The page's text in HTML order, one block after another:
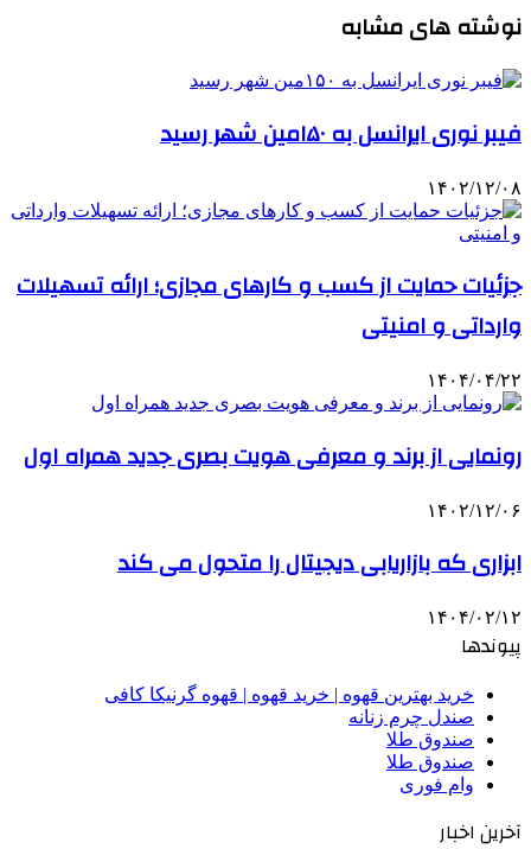
نوشته های مشابه
فیبر نوری ایرانسل به ۱۵۰مین شهر رسید
۱۴۰۲/۱۲/۰۸
جزئیات حمایت از کسب و کارهای مجازی؛ ارائه تسهیلات
وارداتی و امنیتی
۱۴۰۴/۰۴/۲۲
رونمایی از برند و معرفی هویت بصری جدید همراه اول
۱۴۰۲/۱۲/۰۶
ابزاری که بازاریابی دیجیتال را متحول می کند
۱۴۰۴/۰۲/۱۲
پیوندها
خرید بهترین قهوه | خرید قهوه | قهوه گرنیکا کافی
صندل چرم زنانه
صندوق طلا
صندوق طلا
وام فوری
آخرین اخبار